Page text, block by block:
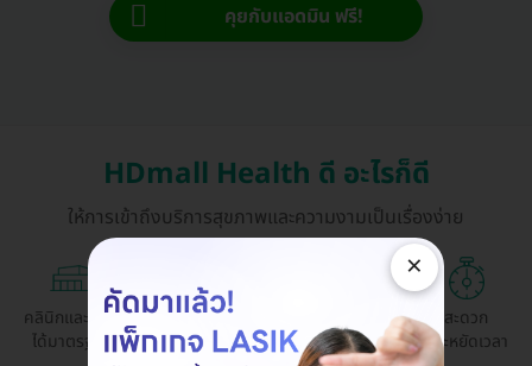
คุยกับแอดมิน ฟรี!
HDmall Health ดี อะไรก็ดี
ให้การเข้าถึงบริการสุขภาพและความงามเป็นเรื่องง่าย
คลินิกและ รพ.
ได้มาตรฐาน
ถูกกว่าจองตรง
ด้วยตัวเอง
สะดวก
ประหยัดเวลา
×